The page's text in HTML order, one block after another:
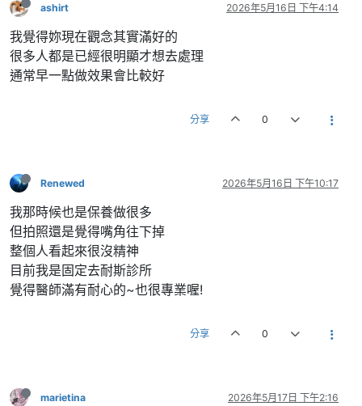
ashirt 2026年5月16日 下午4:14
我覺得妳現在觀念其實滿好的
很多人都是已經很明顯才想去處理
通常早一點做效果會比較好
分享 0
Renewed 2026年5月16日 下午10:17
我那時候也是保養做很多
但拍照還是覺得嘴角往下掉
整個人看起來很沒精神
目前我是固定去耐斯診所
覺得醫師滿有耐心的~也很專業喔!
分享 0
marietina 2026年5月17日 下午2:16